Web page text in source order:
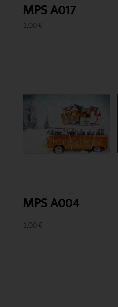
MPS A017
1,00 €
MPS A004
1,00 €